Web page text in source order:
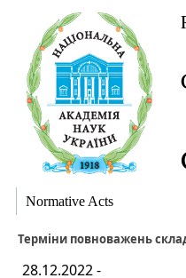
Normative Acts
Терміни повноважень
28.12.2022 -